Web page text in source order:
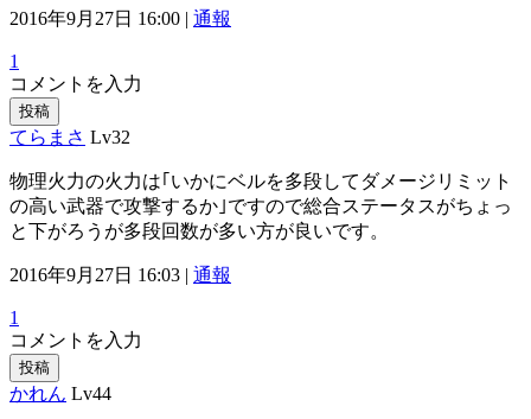
2016年9月27日 16:00 | 通報
1
コメントを入力
投稿
てらまさ Lv32
物理火力の火力は｢いかにベルを多段してダメージリミット
の高い武器で攻撃するか｣ですので総合ステータスがちょっ
と下がろうが多段回数が多い方が良いです。
2016年9月27日 16:03 | 通報
1
コメントを入力
投稿
かれん Lv44